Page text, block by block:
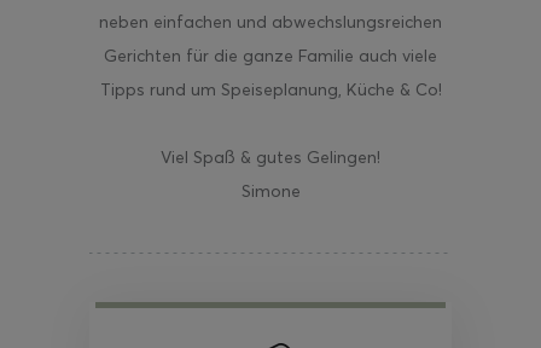
neben einfachen und abwechslungsreichen
Gerichten für die ganze Familie auch viele
Tipps rund um Speiseplanung, Küche & Co!
Viel Spaß & gutes Gelingen!
Simone